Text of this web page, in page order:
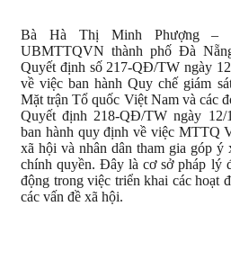
Bà Hà Thị Minh Phượng –
UBMTTQVN thành phố Đà
Quyết định số 217-QĐ/TW ngày
về việc ban hành Quy chế giám
Mặt trận Tổ quốc Việt Nam và các
Quyết định 218-QĐ/TW ngày
ban hành quy định về việc MTTQ
xã hội và nhân dân tham gia góp
chính quyền.Đây là cơ sở pháp lý
động trong việc triển khai các hoạt
các vấn đề xã hội.